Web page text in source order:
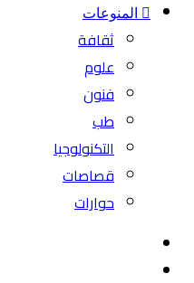
المنوعات
ثقافة
علوم
فنون
طب
التكنولوجيا
قصاصات
حوارات